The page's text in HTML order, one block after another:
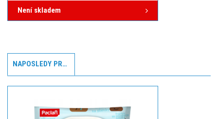
Není skladem
NAPOSLEDY PROHLÍŽENÉ